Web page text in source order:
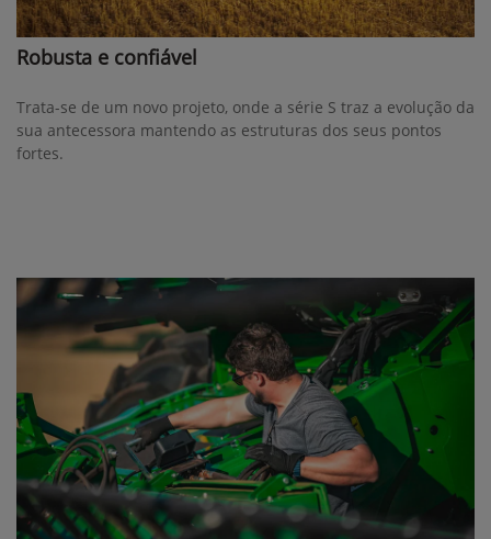
Robusta e confiável
Trata-se de um novo projeto, onde a série S traz a evolução da
sua antecessora mantendo as estruturas dos seus pontos
fortes.